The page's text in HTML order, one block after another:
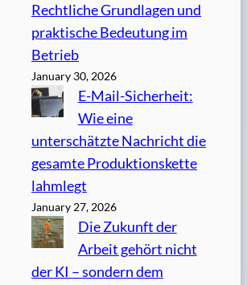
Rechtliche Grundlagen und
praktische Bedeutung im
Betrieb
January 30, 2026
E-Mail-Sicherheit:
Wie eine
unterschätzte Nachricht die
gesamte Produktionskette
lahmlegt
January 27, 2026
Die Zukunft der
Arbeit gehört nicht
der KI – sondern dem